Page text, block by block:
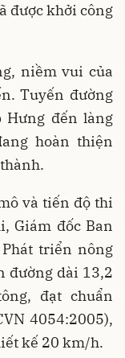
được khởi công
niềm vui của
Tuyến đường
Hưng đến làng
hoàn thiện
và tiến độ thi
Giám đốc Ban
triển nông
đường dài 13,2
đạt chuẩn
4054:2005),
kế 20 km/h.